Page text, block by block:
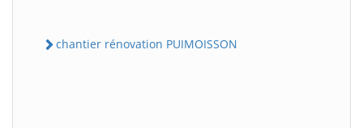
chantier rénovation PUIMOISSON